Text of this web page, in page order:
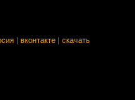
вконтакте скачать